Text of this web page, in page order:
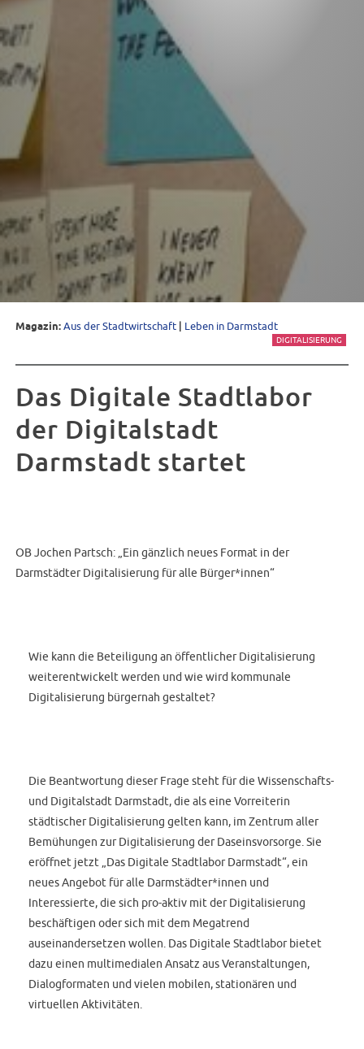
Magazin:Aus der Stadtwirtschaft Leben in Darmstadt
DIGITALISIERUNG
Das Digitale Stadtlabor
der Digitalstadt
Darmstadt startet
OB Jochen Partsch: „Ein gänzlich neues Format in der
Darmstädter Digitalisierung für alle Bürger*innen“
Wie kann die Beteiligung an öffentlicher Digitalisierung
weiterentwickelt werden und wie wird kommunale
Digitalisierung bürgernah gestaltet?
Die Beantwortung dieser Frage steht für die Wissenschafts-
und Digitalstadt Darmstadt, die als eine Vorreiterin
städtischer Digitalisierung gelten kann, im Zentrum aller
Bemühungen zur Digitalisierung der Daseinsvorsorge. Sie
eröffnet jetzt „Das Digitale Stadtlabor Darmstadt“, ein
neues Angebot für alle Darmstädter*innen und
Interessierte, die sich pro-aktiv mit der Digitalisierung
beschäftigen oder sich mit dem Megatrend
auseinandersetzen wollen. Das Digitale Stadtlabor bietet
dazu einen multimedialen Ansatz aus Veranstaltungen,
Dialogformaten und vielen mobilen, stationären und
virtuellen Aktivitäten.